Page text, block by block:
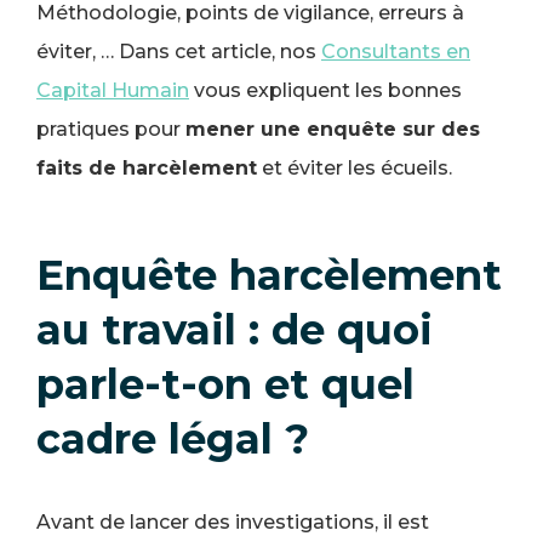
Méthodologie, points de vigilance, erreurs à
éviter, … Dans cet article, nos Consultants en
Capital Humain vous expliquent les bonnes
pratiques pour mener une enquête sur des
faits de harcèlement et éviter les écueils.
Enquête harcèlement
au travail : de quoi
parle-t-on et quel
cadre légal ?
Avant de lancer des investigations, il est